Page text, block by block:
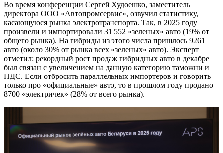
Во время конференции Сергей Худоешко, заместитель
директора ООО «Автопромсервис», озвучил статистику,
касающуюся рынка электротранспорта. Так, в 2025 году
произвели и импортировали 31 552 «зеленых» авто (19% от
общего рынка). На гибриды из этого числа пришлось 9261
авто (около 30% от рынка всех «зеленых» авто). Эксперт
отметил: рекордный рост продаж гибридных авто в декабре
был связан с увеличением на данную категорию таможни и
НДС. Если отбросить параллельных импортеров и говорить
только про «официальные» авто, то в прошлом году продано
8700 «электричек» (28% от всего рынка).